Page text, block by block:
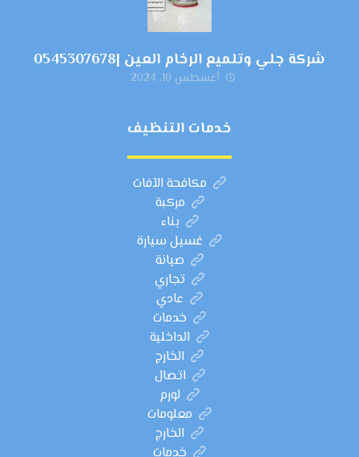
شركة جلي وتلميع الرخام العين |0545307678
أغسطس 10, 2024
خدمات التنظيف
مكافحة الآفات
مركبة
بناء
غسيل سيارة
صيانة
تجاري
عادي
خدمات
الداخلية
الخارج
اتصال
لورم
معلومات
الخارج